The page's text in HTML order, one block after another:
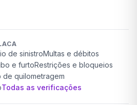
de sinistroMultas e débitos
e furtoRestrições e bloqueios
de quilometragem
Todas as verificações